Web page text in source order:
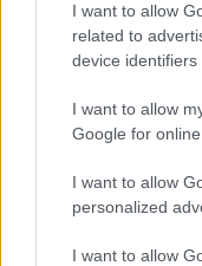
I want to allow
related to
device identifiers
I want to allow
Google for
I want to allow
personalized
I want to allow
igazgatójáról,
fasorban, és ma
Valószínűleg
szarvasmarha…